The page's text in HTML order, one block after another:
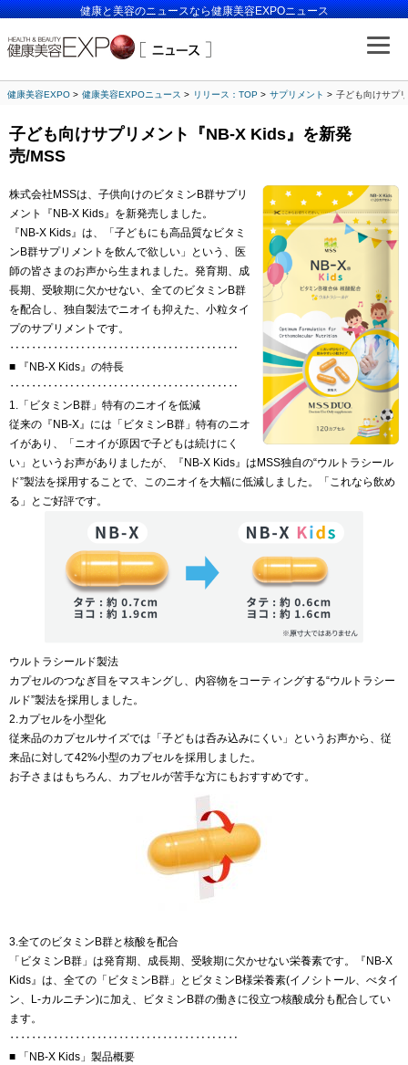
健康と美容のニュースなら健康美容EXPOニュース
健康美容EXPO 健康美容EXPOニュース リリース：TOP サプリメント 子ども向けサプ
子ども向けサプリメント『NB‐X Kids』を新発
売/MSS
株式会社MSSは、子供向けのビタミンB群サプリ
メント『NB‐X Kids』を新発売しました。
『NB‐X Kids』は、「子どもにも高品質なビタミ
ンB群サプリメントを飲んで欲しい」という、医
師の皆さまのお声から生まれました。発育期、成
長期、受験期に欠かせない、全てのビタミンB群
を配合し、独自製法でニオイも抑えた、小粒タイ
プのサプリメントです。
‥‥‥‥‥‥‥‥‥‥‥‥‥‥‥‥‥‥‥‥‥
■ 『NB‐X Kids』の特長
‥‥‥‥‥‥‥‥‥‥‥‥‥‥‥‥‥‥‥‥‥
1.「ビタミンB群」特有のニオイを低減
従来の『NB‐X』には「ビタミンB群」特有のニオ
イがあり、「ニオイが原因で子どもは続けにく
い」というお声がありましたが、『NB‐X Kids』はMSS独自の“ウルトラシール
ド”製法を採用することで、このニオイを大幅に低減しました。「これなら飲め
る」とご好評です。
ウルトラシールド製法
カプセルのつなぎ目をマスキングし、内容物をコーティングする“ウルトラシー
ルド”製法を採用しました。
2.カプセルを小型化
従来品のカプセルサイズでは「子どもは呑み込みにくい」というお声から、従
来品に対して42%小型のカプセルを採用しました。
お子さまはもちろん、カプセルが苦手な方にもおすすめです。
3.全てのビタミンB群と核酸を配合
「ビタミンB群」は発育期、成長期、受験期に欠かせない栄養素です。『NB‐X
Kids』は、全ての「ビタミンB群」とビタミンB様栄養素(イノシトール、べタイ
ン、L‐カルニチン)に加え、ビタミンB群の働きに役立つ核酸成分も配合してい
ます。
‥‥‥‥‥‥‥‥‥‥‥‥‥‥‥‥‥‥‥‥‥
■ 「NB‐X Kids」製品概要